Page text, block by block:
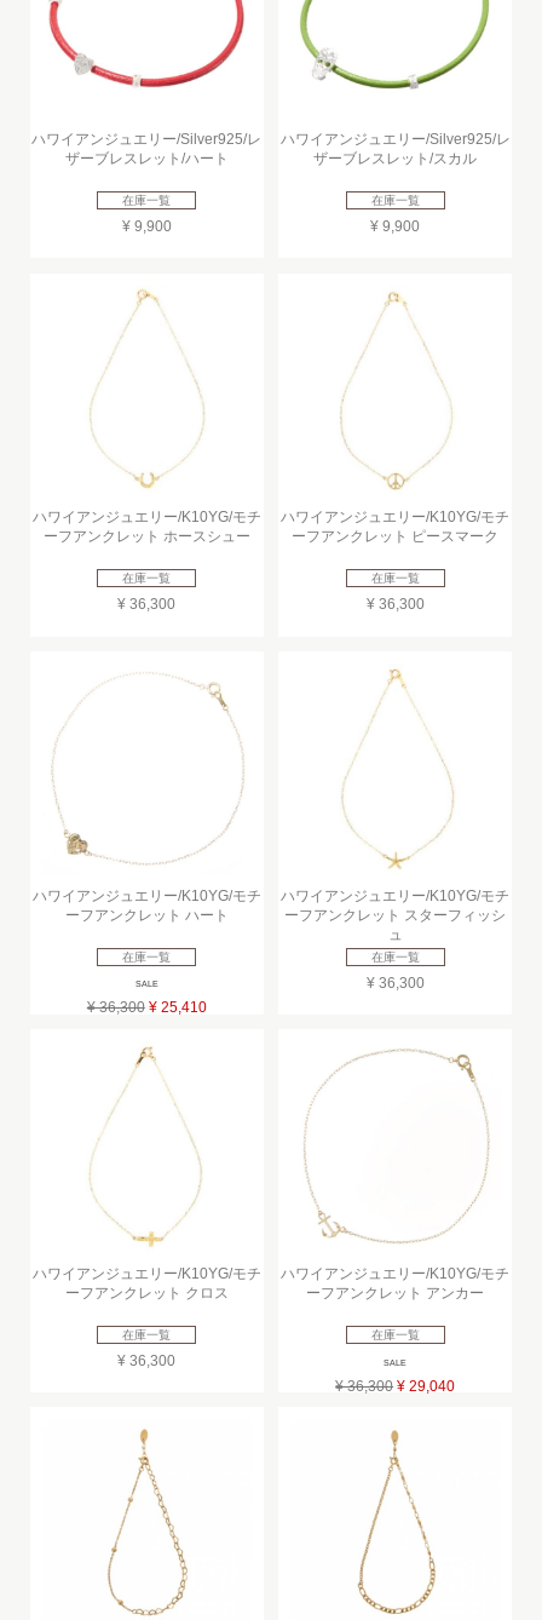
ハワイアンジュエリー/Silver925/レ
ザーブレスレット/ハート
在庫一覧
¥ 9,900
ハワイアンジュエリー/Silver925/レ
ザーブレスレット/スカル
在庫一覧
¥ 9,900
ハワイアンジュエリー/K10YG/モチ
ーフアンクレット ホースシュー
在庫一覧
¥ 36,300
ハワイアンジュエリー/K10YG/モチ
ーフアンクレット ピースマーク
在庫一覧
¥ 36,300
ハワイアンジュエリー/K10YG/モチ
ーフアンクレット ハート
在庫一覧
SALE
¥ 36,300 ¥ 25,410
ハワイアンジュエリー/K10YG/モチ
ーフアンクレット スターフィッシ
ュ
在庫一覧
¥ 36,300
ハワイアンジュエリー/K10YG/モチ
ーフアンクレット クロス
在庫一覧
¥ 36,300
ハワイアンジュエリー/K10YG/モチ
ーフアンクレット アンカー
在庫一覧
SALE
¥ 36,300 ¥ 29,040